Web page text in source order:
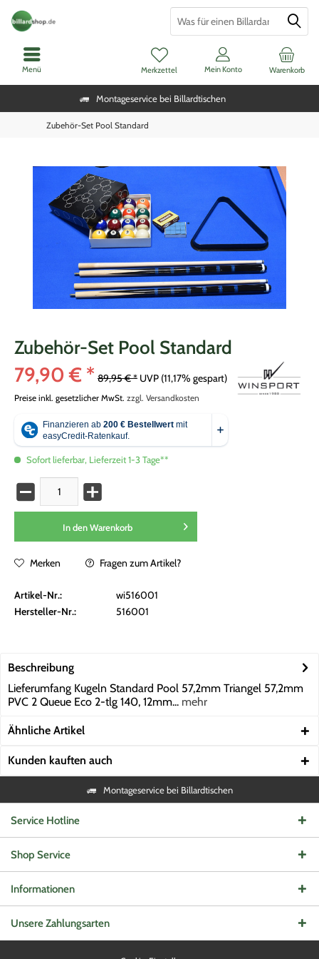
Montageservice bei Billardtischen
Warenkorb
Merkzettel Mein Konto
Menü
Zubehör-Set Pool Standard
Zubehör-Set Pool Standard
79,90 € * 89,95 € * UVP (11,17% gespart)
Preise inkl. gesetzlicher MwSt. zzgl. Versandkosten
Sofort lieferbar, Lieferzeit 1-3 Tage**
In den Warenkorb
Merken Fragen zum Artikel?
Artikel-Nr.:
wi516001
Hersteller-Nr.:
516001
Beschreibung
Lieferumfang Kugeln Standard Pool 57,2mm Triangel 57,2mm
PVC 2 Queue Eco 2-tlg 140, 12mm... mehr
Ähnliche Artikel
Kunden kauften auch
Montageservice bei Billardtischen
Service Hotline
Shop Service
Informationen
Unsere Zahlungsarten